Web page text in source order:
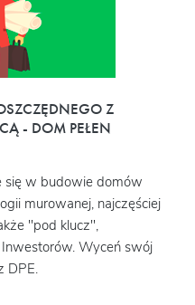
Z
- DOM PEŁEN
się w budowie domów
murowanej, najczęściej
"pod klucz",
Wyceń swój
DPE.